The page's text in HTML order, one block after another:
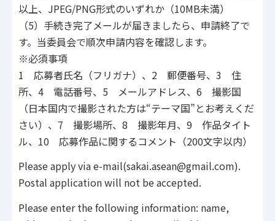
以上、JPEG/PNG形式のいずれか（10MB未満）
（5）手続き完了メールが届きましたら、申請終了で
す。当委員会で順次申請内容を確認します。
※必須事項
1 応募者氏名（フリガナ）、2 郵便番号、3 住
所、4 電話番号、5 メールアドレス、6 撮影国
（日本国内で撮影された方は“テーマ国”とお考えくだ
さい）、7 撮影場所、8 撮影年月、9 作品タイト
ル、10 応募作品に関するコメント（200文字以内）
Please apply via e-mail(sakai.asean@gmail.com).
Postal application will not be accepted.
Please enter the following information: name,